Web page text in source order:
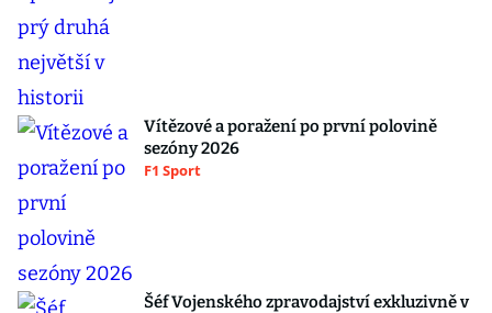
Vítězové a poražení po první polovině
sezóny 2026
F1 Sport
Šéf Vojenského zpravodajství exkluzivně v